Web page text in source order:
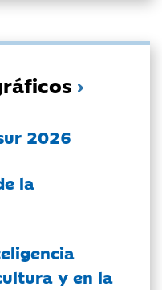
2026
la
y en la